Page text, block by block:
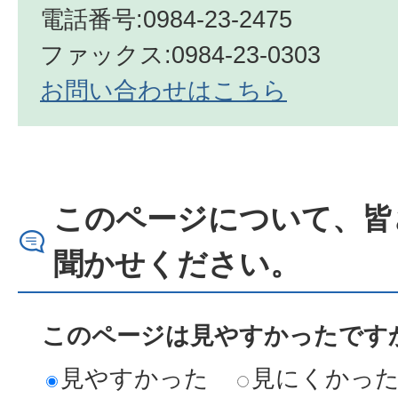
電話番号:0984-23-2475
ファックス:0984‐23‐0303
お問い合わせはこちら
このページについて、
聞かせください。
このページは見やすかったです
見やすかった
見にくかっ